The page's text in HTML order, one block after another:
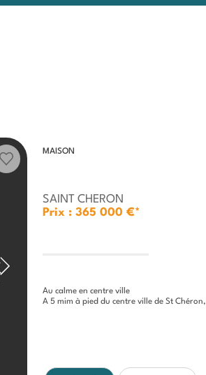
MAISON
SAINT CHERON
Prix : 365 000 €*
Au calme en centre ville
A 5 mim à pied du centre ville de St Chéron, cette maison